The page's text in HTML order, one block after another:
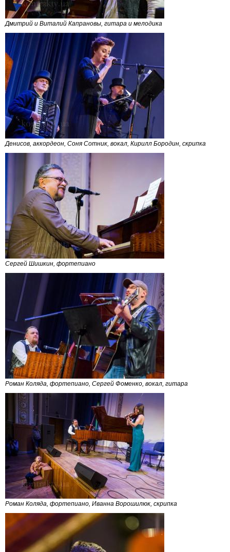
Дмитрий и Виталий Капрановы, гитара и мелодика
Денисов, аккордеон, Соня Сотник, вокал, Кирилл Бородин, скрипка
Сергей Шишкин, фортепиано
Роман Коляда, фортепиано, Сергей Фоменко, вокал, гитара
Роман Коляда, фортепиано, Иванна Ворошилюк, скрипка